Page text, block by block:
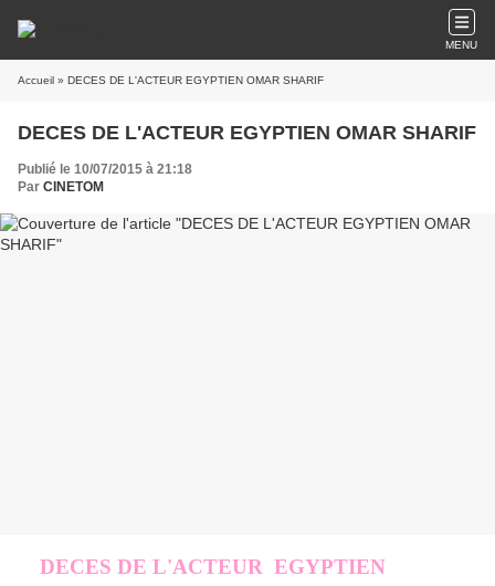
MENU
Accueil » DECES DE L'ACTEUR EGYPTIEN OMAR SHARIF
DECES DE L'ACTEUR EGYPTIEN OMAR SHARIF
Publié le 10/07/2015 à 21:18
Par CINETOM
DECES DE L'ACTEUR EGYPTIEN